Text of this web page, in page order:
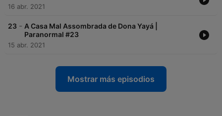
16 abr. 2021
23 - A Casa Mal Assombrada de Dona Yayá |
Paranormal #23
15 abr. 2021
Mostrar más episodios